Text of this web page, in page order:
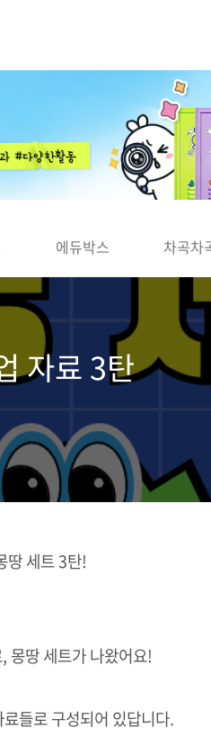
에듀박스 차곡차
자료 3탄
땅 세트 3탄!
몽땅 세트가 나왔어요!
들로 구성되어 있답니다.